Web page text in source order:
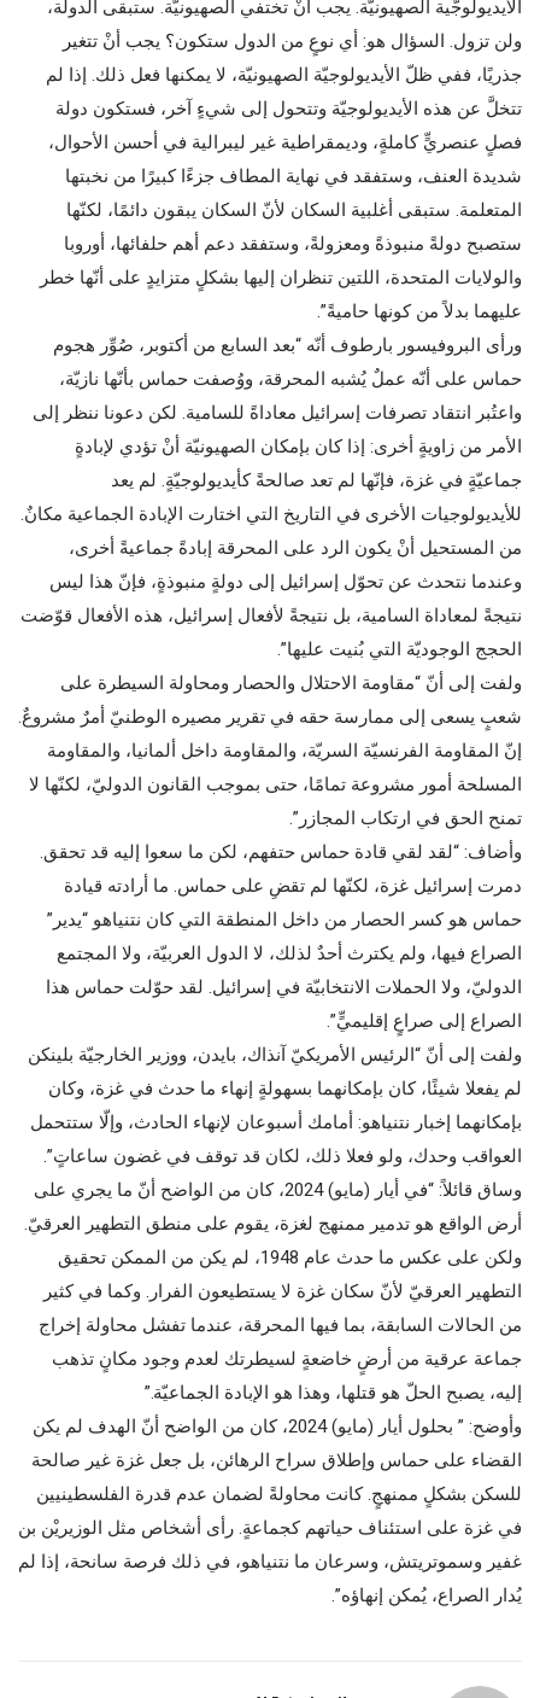
الأيديولوجّية الصهيونيّة. يجب أنْ تختفي الصهيونيّة. ستبقى الدولة،
ولن تزول. السؤال هو: أي نوعٍ من الدول ستكون؟ يجب أنْ تتغير
جذريًا، ففي ظلّ الأيديولوجيّة الصهيونيّة، لا يمكنها فعل ذلك. إذا لم
تتخلَّ عن هذه الأيديولوجيّة وتتحول إلى شيءٍ آخر، فستكون دولة
فصلٍ عنصريٍّ كاملةٍ، وديمقراطية غير ليبرالية في أحسن الأحوال،
شديدة العنف، وستفقد في نهاية المطاف جزءًا كبيرًا من نخبتها
المتعلمة. ستبقى أغلبية السكان لأنّ السكان يبقون دائمًا، لكنّها
ستصبح دولةً منبوذةً ومعزولةً، وستفقد دعم أهم حلفائها، أوروبا
والولايات المتحدة، اللتين تنظران إليها بشكلٍ متزايدٍ على أنّها خطر
عليهما بدلاً من كونها حاميةً”.
ورأى البروفيسور بارطوف أنّه “بعد السابع من أكتوبر، صُوِّر هجوم
حماس على أنّه عملٌ يُشبه المحرقة، ووُصفت حماس بأنّها نازيّة،
واعتُبر انتقاد تصرفات إسرائيل معاداةً للسامية. لكن دعونا ننظر إلى
الأمر من زاويةٍ أخرى: إذا كان بإمكان الصهيونيّة أنْ تؤدي لإبادةٍ
جماعيّةٍ في غزة، فإنّها لم تعد صالحةً كأيديولوجيّةٍ. لم يعد
للأيديولوجيات الأخرى في التاريخ التي اختارت الإبادة الجماعية مكانٌ.
من المستحيل أنْ يكون الرد على المحرقة إبادةً جماعيةً أخرى،
وعندما نتحدث عن تحوّل إسرائيل إلى دولةٍ منبوذةٍ، فإنّ هذا ليس
نتيجةً لمعاداة السامية، بل نتيجةً لأفعال إسرائيل، هذه الأفعال قوّضت
الحجج الوجوديّة التي بُنيت عليها”.
ولفت إلى أنّ “مقاومة الاحتلال والحصار ومحاولة السيطرة على
شعبٍ يسعى إلى ممارسة حقه في تقرير مصيره الوطنيّ أمرٌ مشروعٌ.
إنّ المقاومة الفرنسيّة السريّة، والمقاومة داخل ألمانيا، والمقاومة
المسلحة أمور مشروعة تمامًا، حتى بموجب القانون الدوليّ، لكنّها لا
تمنح الحق في ارتكاب المجازر”.
وأضاف: “لقد لقي قادة حماس حتفهم، لكن ما سعوا إليه قد تحقق.
دمرت إسرائيل غزة، لكنّها لم تقضِ على حماس. ما أرادته قيادة
حماس هو كسر الحصار من داخل المنطقة التي كان نتنياهو “يدير”
الصراع فيها، ولم يكترث أحدٌ لذلك، لا الدول العربيّة، ولا المجتمع
الدوليّ، ولا الحملات الانتخابيّة في إسرائيل. لقد حوّلت حماس هذا
الصراع إلى صراعٍ إقليميٍّ”.
ولفت إلى أنّ “الرئيس الأمريكيّ آنذاك، بايدن، ووزير الخارجيّة بلينكن
لم يفعلا شيئًا، كان بإمكانهما بسهولةٍ إنهاء ما حدث في غزة، وكان
بإمكانهما إخبار نتنياهو: أمامك أسبوعان لإنهاء الحادث، وإلّا ستتحمل
العواقب وحدك، ولو فعلا ذلك، لكان قد توقف في غضون ساعاتٍ”.
وساق قائلاً: “في أيار (مايو) 2024، كان من الواضح أنّ ما يجري على
أرض الواقع هو تدمير ممنهج لغزة، يقوم على منطق التطهير العرقيّ.
ولكن على عكس ما حدث عام 1948، لم يكن من الممكن تحقيق
التطهير العرقيّ لأنّ سكان غزة لا يستطيعون الفرار. وكما في كثير
من الحالات السابقة، بما فيها المحرقة، عندما تفشل محاولة إخراج
جماعة عرقية من أرضٍ خاضعةٍ لسيطرتك لعدم وجود مكانٍ تذهب
إليه، يصبح الحلّ هو قتلها، وهذا هو الإبادة الجماعيّة.”
وأوضح: ” بحلول أيار (مايو) 2024، كان من الواضح أنّ الهدف لم يكن
القضاء على حماس وإطلاق سراح الرهائن، بل جعل غزة غير صالحة
للسكن بشكلٍ ممنهجٍ. كانت محاولةً لضمان عدم قدرة الفلسطينيين
في غزة على استئناف حياتهم كجماعةٍ. رأى أشخاص مثل الوزيريْن بن
غفير وسموتريتش، وسرعان ما نتنياهو، في ذلك فرصة سانحة، إذا لم
يُدار الصراع، يُمكن إنهاؤه”.